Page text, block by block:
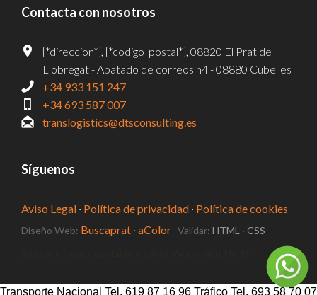
Contacta con nosotros
{*direccion*}, {*codigo_postal*}, 08820 El Prat de
Llobregat - Apatado de correos n4 - 08880 Cubelles
+34 933 151 247
+34 693 587 007
translogistics@dtsconsulting.es
Síguenos
Aviso Legal · Política de privacidad · Política de cookies
Diseño Web: Buscaprat · aColor Validar: HTML · CSS
Transporte Nacional Tel. 619 87 16 96 Tráfico Tel. 693 58 70 07